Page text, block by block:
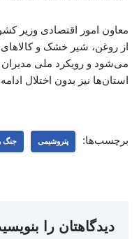
معاون امور اقتصادی وزیر
از روغن، شیر خشک و
می‌شود و رویکرد ملی مدیران
استان‌ها نیز بدون اختلال ادامه
برچسب‌ها: پتروشیمی جنگ
دیدگاهتان را